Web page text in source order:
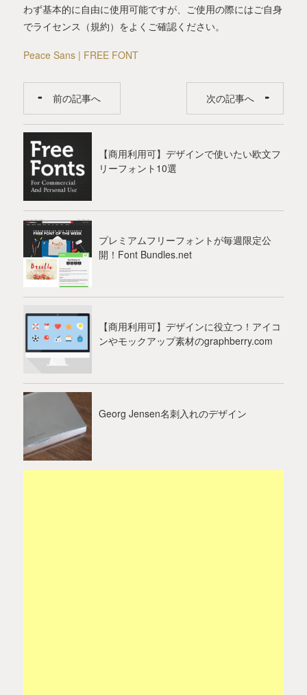
わず基本的に自由に使用可能ですが、ご使用の際にはご自身
でライセンス（規約）をよくご確認ください。
Peace Sans | FREE FONT
前の記事へ 次の記事へ
【商用利用可】デザインで使いたい欧文フ
リーフォント10選
プレミアムフリーフォントが毎週限定公
開！Font Bundles.net
【商用利用可】デザインに役立つ！アイコ
ンやモックアップ素材のgraphberry.com
Georg Jensen名刺入れのデザイン